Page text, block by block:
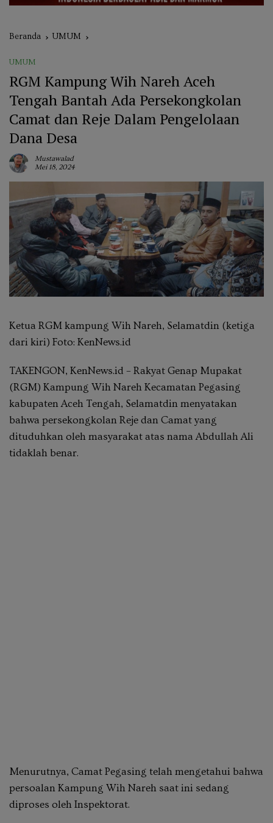
Beranda UMUM
UMUM
RGM Kampung Wih Nareh Aceh
Tengah Bantah Ada Persekongkolan
Camat dan Reje Dalam Pengelolaan
Dana Desa
Mustawalad
Mei 18, 2024
Ketua RGM kampung Wih Nareh, Selamatdin (ketiga
dari kiri) Foto: KenNews.id
TAKENGON, KenNews.id – Rakyat Genap Mupakat
(RGM) Kampung Wih Nareh Kecamatan Pegasing
kabupaten Aceh Tengah, Selamatdin menyatakan
bahwa persekongkolan Reje dan Camat yang
dituduhkan oleh masyarakat atas nama Abdullah Ali
tidaklah benar.
Menurutnya, Camat Pegasing telah mengetahui bahwa
persoalan Kampung Wih Nareh saat ini sedang
diproses oleh Inspektorat.